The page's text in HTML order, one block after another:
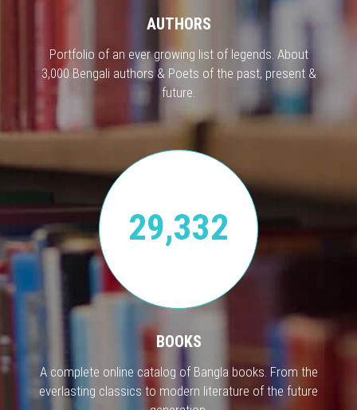
AUTHORS
Portfolio of an ever growing list of legends. About
3,000 Bengali authors & Poets of the past, present &
future.
29,332
BOOKS
A complete online catalog of Bangla books. From the
everlasting classics to modern literature of the future